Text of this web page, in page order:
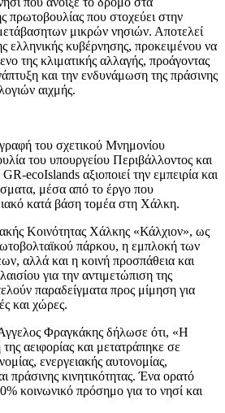
πρωτοβουλίας που στοχεύει στην
μικρών νησιών. Αποτελεί
ελληνικής κυβέρνησης, προκειμένου να
της κλιματικής αλλαγής, προάγοντας
και την ενδυνάμωση της πράσινης
αιχμής.
του σχετικού Μνημονίου
του υπουργείου Περιβάλλοντος και
ecoIslands αξιοποιεί την εμπειρία και
μέσα από το έργο που
κατά βάση τομέα στη Χάλκη.
Κοινότητας Χάλκης «Κάλχιον», ως
πάρκου, η εμπλοκή των
αλλά και η κοινή προσπάθεια και
για την αντιμετώπιση της
παραδείγματα προς μίμηση για
και χώρες.
Φραγκάκης δήλωσε ότι, «Η
αειφορίας και μετατράπηκε σε
ενεργειακής αυτονομίας,
πράσινης κινητικότητας. Ένα ορατό
κοινωνικό πρόσημο για το νησί και